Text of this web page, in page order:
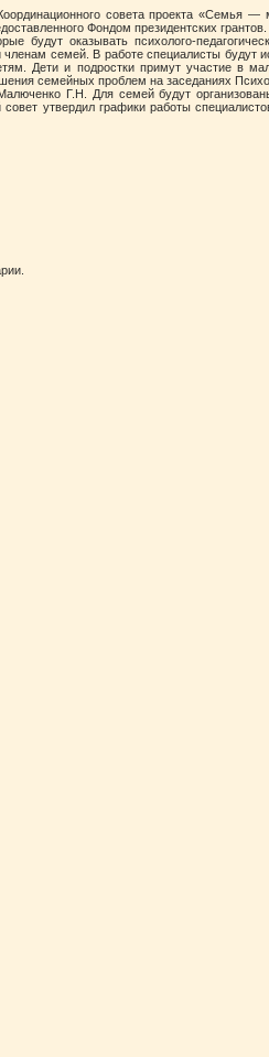
совета проекта «Семья —
Фондом президентских
будут оказывать психолого-
семей. В работе специалисты будут
Дети и подростки примут участие в
семейных проблем на заседаниях
Г.Н. Для семей будут
утвердил графики работы